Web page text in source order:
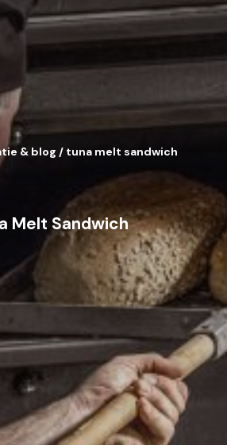
Melt Sandwich
& blog / tuna melt sandwich